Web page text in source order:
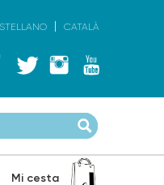
CATALÀ
Mi cesta